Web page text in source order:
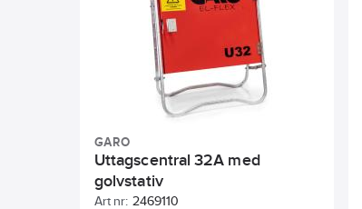
GARO
Uttagscentral 32A med
golvstativ
Art nr: 2469110